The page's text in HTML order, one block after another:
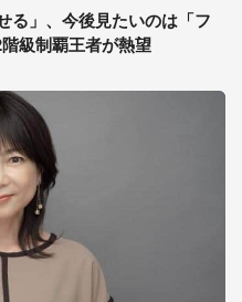
る」、今後見たいのは「フ
級制覇王者が熱望